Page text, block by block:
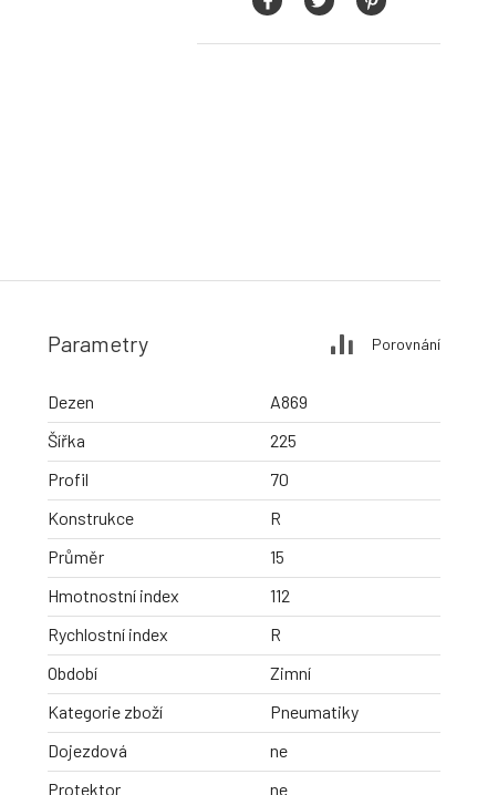
Parametry Porovnání
Dezen
A869
Šířka
225
Profil
70
Konstrukce
R
Průměr
15
Hmotnostní index
112
Rychlostní index
R
Období
Zimní
Kategorie zboží
Pneumatiky
Dojezdová
ne
Protektor
ne